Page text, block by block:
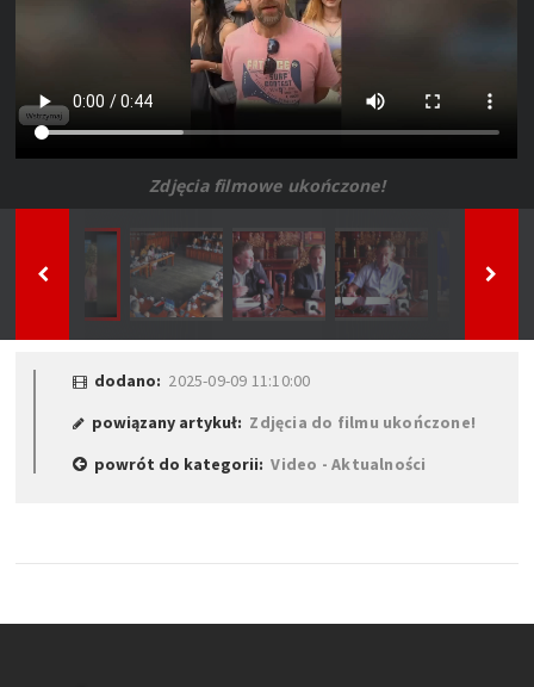
Zdjęcia filmowe ukończone!
dodano: 2025-09-09 11:10:00
powiązany artykuł: Zdjęcia do filmu ukończone!
powrót do kategorii:Video - Aktualności